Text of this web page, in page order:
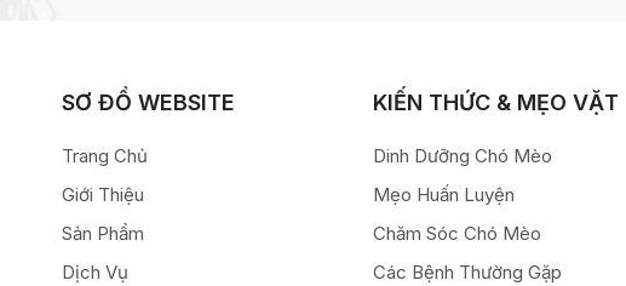
SƠ ĐỒ WEBSITE
Trang Chủ
Giới Thiệu
Sản Phẩm
Dịch Vụ
KIẾN THỨC & MẸO VẶT
Dinh Dưỡng Chó Mèo
Mẹo Huấn Luyện
Chăm Sóc Chó Mèo
Các Bệnh Thường Gặp